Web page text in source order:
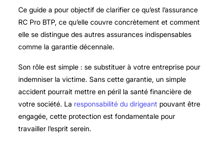
Ce guide a pour objectif de clarifier ce qu’est l’assurance
RC Pro BTP, ce qu’elle couvre concrètement et comment
elle se distingue des autres assurances indispensables
comme la garantie décennale.
Son rôle est simple : se substituer à votre entreprise pour
indemniser la victime. Sans cette garantie, un simple
accident pourrait mettre en péril la santé financière de
votre société. La responsabilité du dirigeant pouvant être
engagée, cette protection est fondamentale pour
travailler l’esprit serein.